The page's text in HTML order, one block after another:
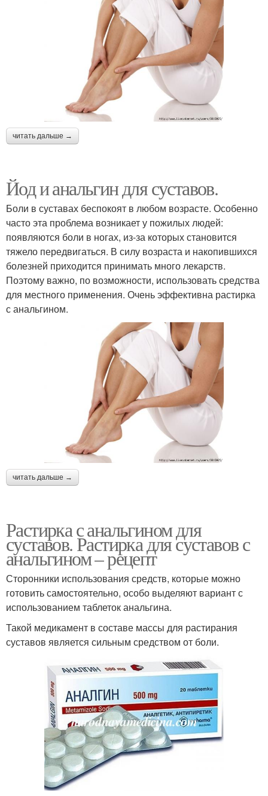
читать дальше →
Йод и анальгин для суставов.
Боли в суставах беспокоят в любом возрасте. Особенно
часто эта проблема возникает у пожилых людей:
появляются боли в ногах, из-за которых становится
тяжело передвигаться. В силу возраста и накопившихся
болезней приходится принимать много лекарств.
Поэтому важно, по возможности, использовать средства
для местного применения. Очень эффективна растирка
с анальгином.
читать дальше →
Растирка с анальгином для
суставов. Растирка для суставов с
анальгином – рецепт
Сторонники использования средств, которые можно
готовить самостоятельно, особо выделяют вариант с
использованием таблеток анальгина.
Такой медикамент в составе массы для растирания
суставов является сильным средством от боли.